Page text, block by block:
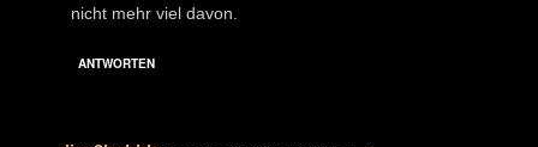
nicht mehr viel davon.
ANTWORTEN